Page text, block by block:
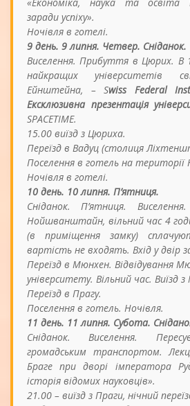
заради успіху».
Ночівля в готелі.
9 день. 9 липня. Четвер. Сніданок.
Виселення. Прибуття в Цюрих. В
найкращих університетів
Ейнштейна, – Swiss Federal
Ексклюзивна презентація
SPACETIME.
15.00 виїзд з Цюриха.
Переїзд в Вадуц (столиця
Поселення в готель на території
Ночівля в готелі.
10 день. 10 липня. П’ятниця.
Сніданок. П’ятниця.
Нойшванштайн, вільний час 4
(в приміщення замку)
вартість не входять. Вхід у двір
Переїзд в Мюнхен. Відвідування
університету. Вільний час. Виїзд
Переїзд в Прагу.
Поселення в готель. Ночівля.
11 день. 11 липня. Субота.
Сніданок. Виселення.
громадським транспортом.
Браге при дворі імператора
історія відомих науковців».
21.00 – виїзд з Праги, нічний